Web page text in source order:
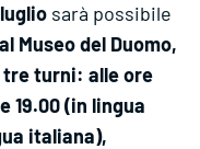
sarà possibile
Museo del Duomo,
turni: alle ore
19.00 (in lingua
italiana),